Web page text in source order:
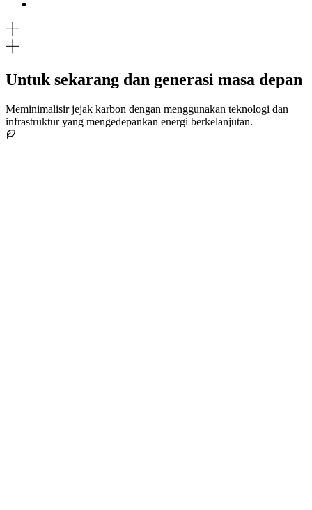
Untuk sekarang dan generasi masa depan
Meminimalisir jejak karbon dengan menggunakan teknologi dan
infrastruktur yang mengedepankan energi berkelanjutan.